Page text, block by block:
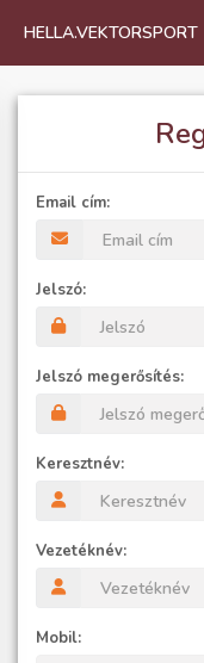
HELLA.VEKTORSPORT
Email cím:
Jelszó:
Jelszó megerősítés:
Keresztnév:
Vezetéknév:
Mobil: